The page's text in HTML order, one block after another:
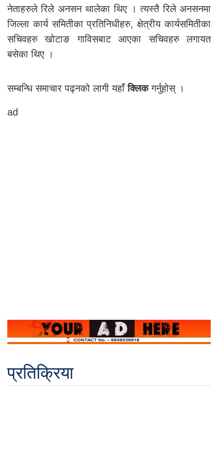
नेताहरुले रिले अनसन थालेका थिए । त्यस्तै रिले अनसनमा
जिल्ला कार्य समितीका प्रतिनिधीहरु, क्षेत्रीय कार्यसमितीका
सचिवहरु खोटाङ गाविसबाट आएका सचिवहरु लगायत
बसेका थिए ।
सम्बन्धि समाचार पढ्नको लागी यहाँक्लिकगर्नुहोस् ।
ad
प्रतिक्रिया